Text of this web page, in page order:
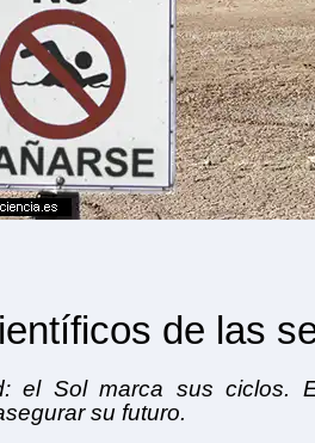
de las
el Sol marca sus ciclos.
su futuro.